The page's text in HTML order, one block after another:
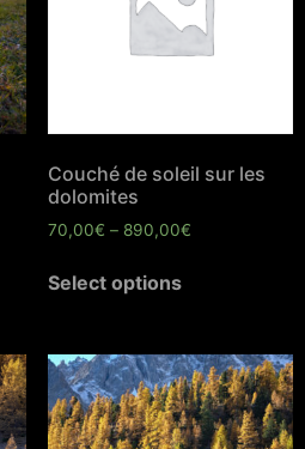
Couché de soleil sur les
dolomites
70,00€ – 890,00€
Select options